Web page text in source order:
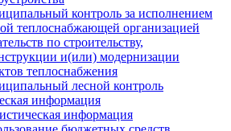
контроль за исполнением
теплоснабжающей организацией
по строительству,
и(или) модернизации
теплоснабжения
лесной контроль
информация
информация